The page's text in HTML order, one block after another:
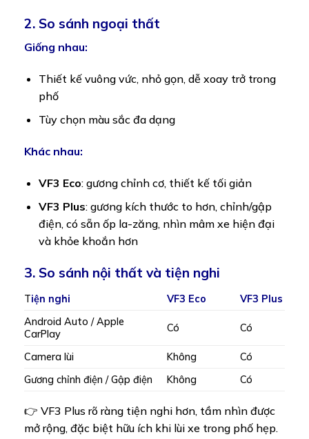
2. So sánh ngoại thất
Giống nhau:
Thiết kế vuông vức, nhỏ gọn, dễ xoay trở trong
phố
Tùy chọn màu sắc đa dạng
Khác nhau:
VF3 Eco: gương chỉnh cơ, thiết kế tối giản
VF3 Plus: gương kích thước to hơn, chỉnh/gập
điện, có sẵn ốp la-zăng, nhìn mâm xe hiện đại
và khỏe khoắn hơn
3. So sánh nội thất và tiện nghi
Tiện nghi VF3 Eco
VF3 Plus
Android Auto / Apple
CarPlay
Có Có
Camera lùi Không
Có
Gương chỉnh điện / Gập điện
Không Có
👉 VF3 Plus rõ ràng tiện nghi hơn, tầm nhìn được
mở rộng, đặc biệt hữu ích khi lùi xe trong phố hẹp.